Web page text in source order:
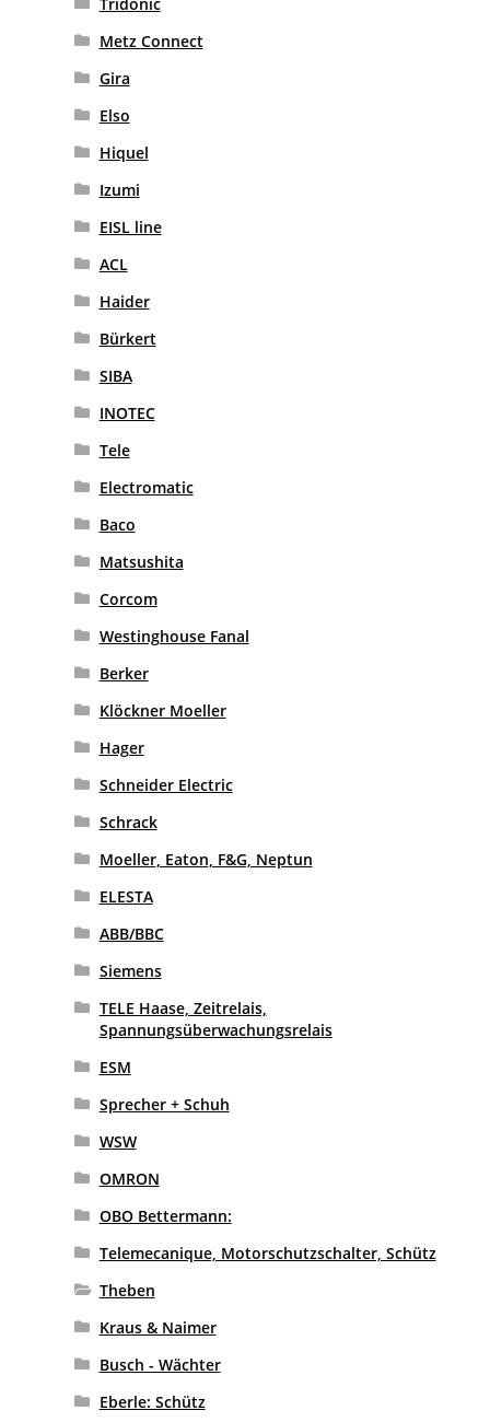
Metz Connect
Gira
Elso
Hiquel
Izumi
EISL line
ACL
Haider
Bürkert
SIBA
INOTEC
Tele
Electromatic
Baco
Matsushita
Corcom
Westinghouse Fanal
Berker
Klöckner Moeller
Hager
Schneider Electric
Schrack
Moeller, Eaton, F&G, Neptun
ELESTA
ABB/BBC
Siemens
TELE Haase, Zeitrelais,
Spannungsüberwachungsrelais
ESM
Sprecher + Schuh
WSW
OMRON
OBO Bettermann:
Telemecanique, Motorschutzschalter, Schütz
Theben
Kraus & Naimer
Busch - Wächter
Eberle: Schütz